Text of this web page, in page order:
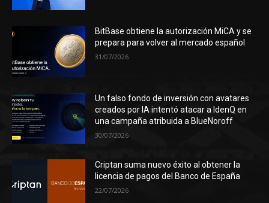
BitBase obtiene la autorización MiCA y se
prepara para volver al mercado español
31/07/2026
Un falso fondo de inversión con avatares
creados por IA intentó atacar a IdenQ en
una campaña atribuida a BlueNoroff
30/07/2026
Criptan suma nuevo éxito al obtener la
licencia de pagos del Banco de España
22/07/2026